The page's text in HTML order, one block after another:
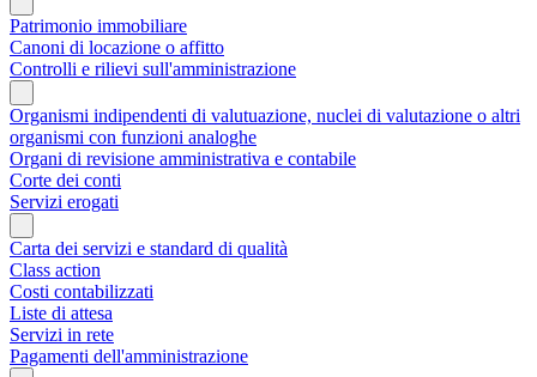
Patrimonio immobiliare
Canoni di locazione o affitto
Controlli e rilievi sull'amministrazione
Organismi indipendenti di valutuazione, nuclei di valutazione o altri
organismi con funzioni analoghe
Organi di revisione amministrativa e contabile
Corte dei conti
Servizi erogati
Carta dei servizi e standard di qualità
Class action
Costi contabilizzati
Liste di attesa
Servizi in rete
Pagamenti dell'amministrazione